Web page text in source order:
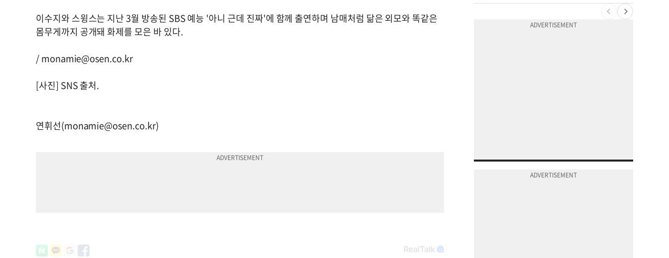
이수지와 스윙스는 지난 3월 방송된 SBS 예능 '아니 근데 진짜'에 함께 출연하며 남매처럼 닮은 외모와 똑같은
몸무게까지 공개돼 화제를 모은 바 있다.
/monamie@osen.co.kr
[사진] SNS 출처.
연휘선(monamie@osen.co.kr)